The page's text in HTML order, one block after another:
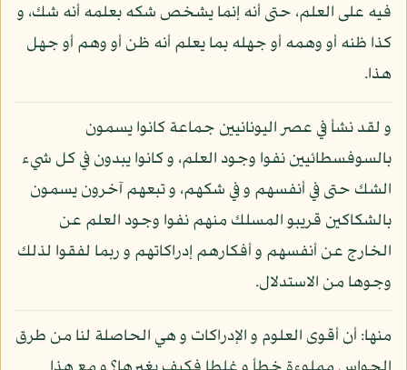
فيه على العلم، حتى أنه إنما يشخص شكه بعلمه أنه شك، و
كذا ظنه أو وهمه أو جهله بما يعلم أنه ظن أو وهم أو جهل
هذا.
و لقد نشأ في عصر اليونانيين جماعة كانوا يسمون
بالسوفسطائيين نفوا وجود العلم، و كانوا يبدون في كل شيء
الشك حتى في أنفسهم و في شكهم، و تبعهم آخرون يسمون
بالشكاكين قريبو المسلك منهم نفوا وجود العلم عن
الخارج عن أنفسهم و أفكارهم إدراكاتهم و ربما لفقوا لذلك
وجوها من الاستدلال.
منها: أن أقوى العلوم و الإدراكات و هي الحاصلة لنا من طرق